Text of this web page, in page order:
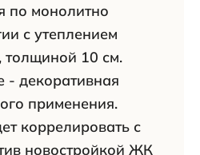
по монолитно
с утеплением
толщиной 10 см.
декоративная
применения.
коррелировать с
новостройкой ЖК